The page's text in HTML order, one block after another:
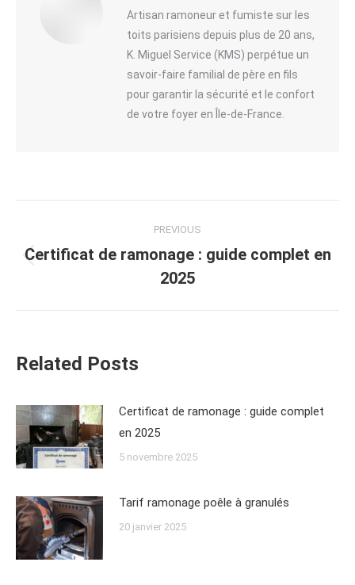
Artisan ramoneur et fumiste sur les
toits parisiens depuis plus de 20 ans,
K. Miguel Service (KMS) perpétue un
savoir-faire familial de père en fils
pour garantir la sécurité et le confort
de votre foyer en Île-de-France.
navigation
PREVIOUS
Previous
post:
Certificat de ramonage : guide complet en
2025
Related Posts
Certificat de ramonage : guide complet
en 2025
5 novembre 2025
Tarif ramonage poêle à granulés
20 janvier 2025